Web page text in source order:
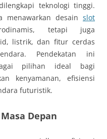
teknologi tinggi.
desain slot
tetapi juga
listrik, dan fitur cerdas
Pendekatan ini
pilihan ideal bagi
kenyamanan, efisiensi
futuristik.
Depan